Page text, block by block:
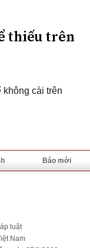
thiếu trên
không cài trên
Báo mới
luật
Nam